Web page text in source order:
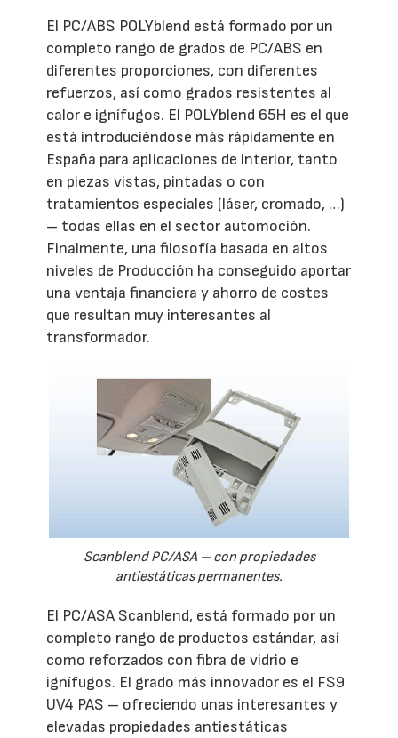
El PC/ABS POLYblend está formado por un
completo rango de grados de PC/ABS en
diferentes proporciones, con diferentes
refuerzos, así como grados resistentes al
calor e ignífugos. El POLYblend 65H es el que
está introduciéndose más rápidamente en
España para aplicaciones de interior, tanto
en piezas vistas, pintadas o con
tratamientos especiales (láser, cromado, …)
– todas ellas en el sector automoción.
Finalmente, una filosofía basada en altos
niveles de Producción ha conseguido aportar
una ventaja financiera y ahorro de costes
que resultan muy interesantes al
transformador.
Scanblend PC/ASA – con propiedades
antiestáticas permanentes.
El PC/ASA Scanblend, está formado por un
completo rango de productos estándar, así
como reforzados con fibra de vidrio e
ignífugos. El grado más innovador es el FS9
UV4 PAS – ofreciendo unas interesantes y
elevadas propiedades antiestáticas